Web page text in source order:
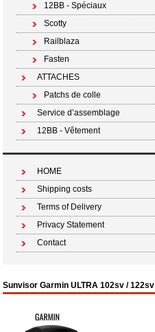
12BB - Spéciaux
Scotty
Railblaza
Fasten
ATTACHES
Patchs de colle
Service d’assemblage
12BB - Vêtement
HOME
Shipping costs
Terms of Delivery
Privacy Statement
Contact
Sunvisor Garmin ULTRA 102sv / 122sv